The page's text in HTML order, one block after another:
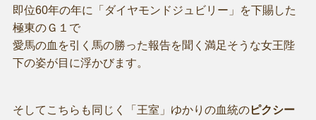
即位60年の年に「ダイヤモンドジュビリー」を下賜した
極東のＧ１で
愛馬の血を引く馬の勝った報告を聞く満足そうな女王陛
下の姿が目に浮かびます。
そしてこちらも同じく「王室」ゆかりの血統のピクシー